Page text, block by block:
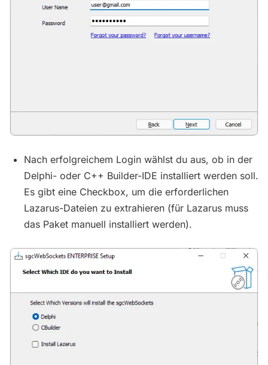
Nach erfolgreichem Login wählst du aus, ob in der
Delphi- oder C++ Builder-IDE installiert werden soll.
Es gibt eine Checkbox, um die erforderlichen
Lazarus-Dateien zu extrahieren (für Lazarus muss
das Paket manuell installiert werden).